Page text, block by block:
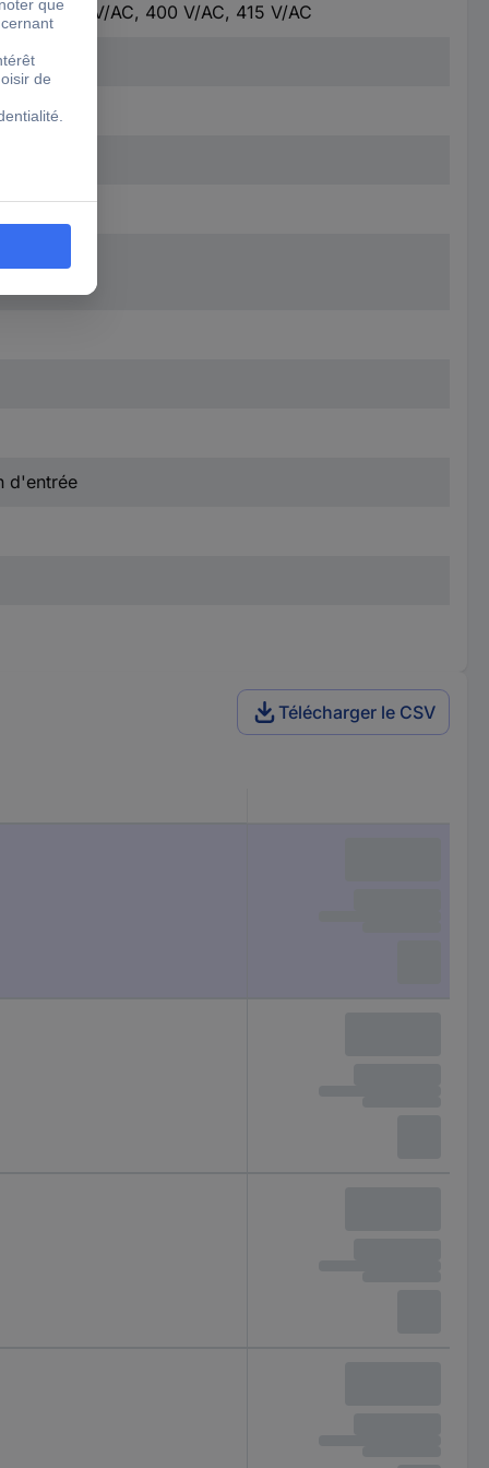
AC, 385 V/AC, 400 V/AC, 415 V/AC
d'entrée
Télécharger le CSV